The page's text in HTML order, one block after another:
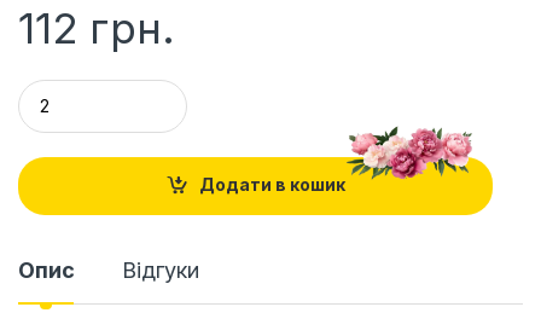
112 грн.
Q
u
a
t
i
Додати в кошик
Опис Відгуки